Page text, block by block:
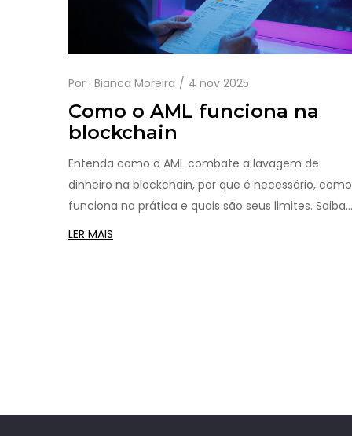
Por : Bianca Moreira 4 nov 2025
Como o AML funciona na
blockchain
Entenda como o AML combate a lavagem de
dinheiro na blockchain, por que é necessário, como
funciona na prática e quais são seus limites. Saiba
como proteger seu dinheiro e usar cripto de forma
LER MAIS